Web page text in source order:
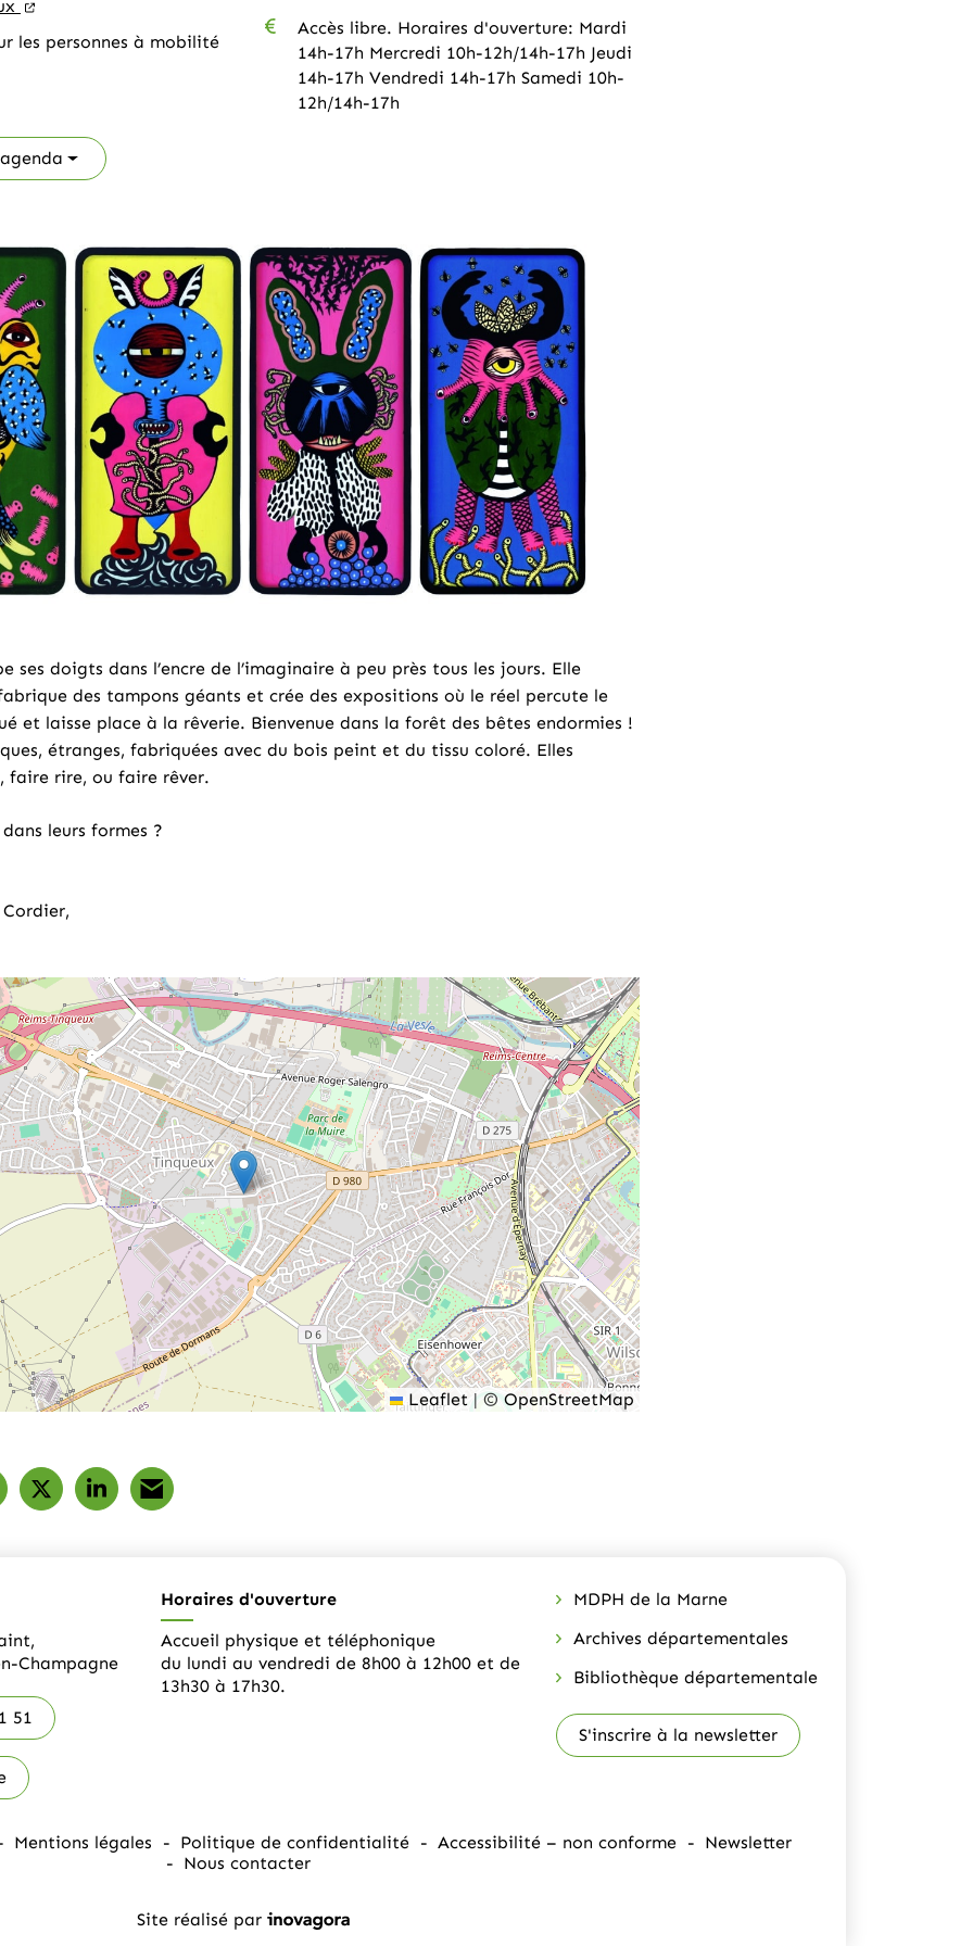
(ouverture dans un nouvel onglet)
(ouverture dans un nouvel onglet)
les personnes à mobilité
Accès libre. Horaires d'ouverture: Mardi
14h-17h Mercredi 10h-12h/14h-17h Jeudi
14h-17h Vendredi 14h-17h Samedi 10h-
12h/14h-17h
ses doigts dans l’encre de l’imaginaire à peu près tous les jours. Elle
des tampons géants et crée des expositions où le réel percute le
et laisse place à la rêverie. Bienvenue dans la forêt des bêtes endormies !
étranges, fabriquées avec du bois peint et du tissu coloré. Elles
faire rire, ou faire rêver.
leurs formes ?
Leaflet | © OpenStreetMap
sur Facebook
dans un nouvel onglet)
Partager sur X (Twitter)
(ouverture dans un nouvel onglet)
Partager sur LinkedIn
(ouverture dans un nouvel onglet)
Partager par e-mail
(ouverture dans un nouvel onglet)
Champagne
51
Horaires d'ouverture
Accueil physique et téléphonique
du lundi au vendredi de 8h00 à 12h00 et de
13h30 à 17h30.
MDPH de la Marne
Archives départementales
Bibliothèque départementale
S'inscrire à la newsletter
Mentions légales Politique de confidentialité Accessibilité – non conforme
Newsletter
Nous contacter
Site réalisé par Inovagora (ouverture dans un nouvel onglet)